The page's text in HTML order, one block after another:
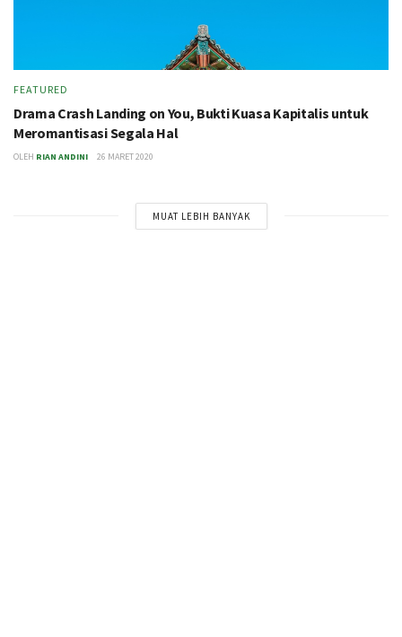
FEATURED
Drama Crash Landing on You, Bukti Kuasa Kapitalis untuk
Meromantisasi Segala Hal
OLEH RIAN ANDINI 26 MARET 2020
MUAT LEBIH BANYAK